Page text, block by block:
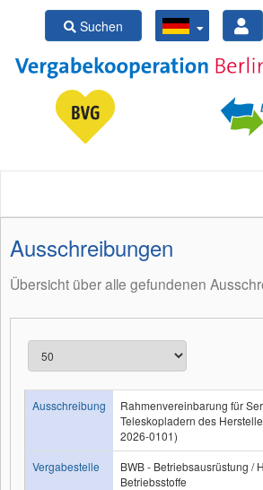
Suchen Kontrast ein
Ausschreibungen
Übersicht über alle gefundenen
Ausschreibung
Rahmenvereinbarung für
Teleskopladern des
2026-0101)
Vergabestelle
BWB - Betriebsausrüstung /
Betriebsstoffe